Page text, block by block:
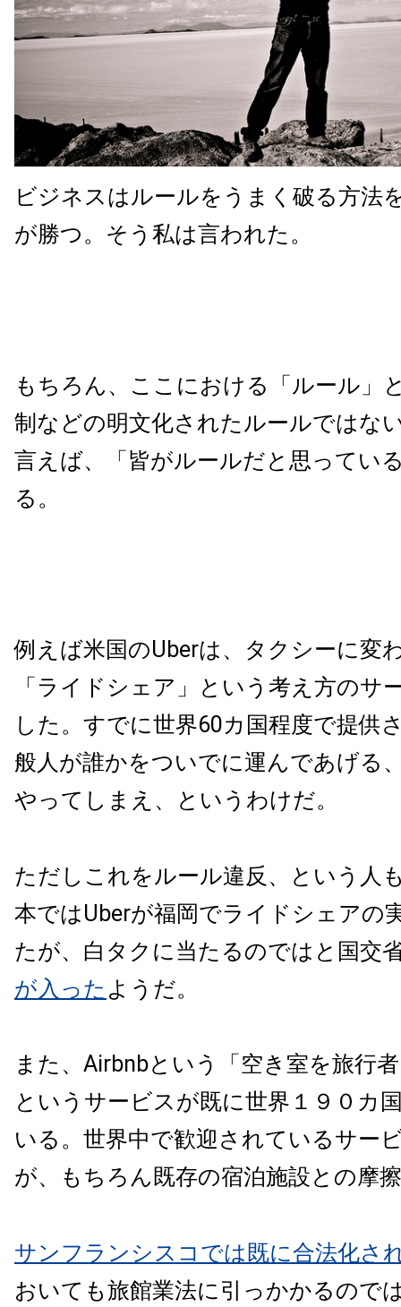
ビジネスはルールをうまく破る方法
が勝つ。そう私は言われた。
もちろん、ここにおける「ルール」
制などの明文化されたルールではな
言えば、「皆がルールだと思ってい
る。
例えば米国のUberは、タクシーに変
「ライドシェア」という考え方のサ
した。すでに世界60カ国程度で提供
般人が誰かをついでに運んであげる
やってしまえ、というわけだ。
ただしこれをルール違反、という人
本ではUberが福岡でライドシェアの
たが、白タクに当たるのではと国交
が入った ようだ。
また、Airbnbという「空き室を旅行
というサービスが既に世界１９０カ
いる。世界中で歓迎されているサー
が、もちろん既存の宿泊施設との摩
サンフランシスコでは既に合法化さ
おいても旅館業法に引っかかるので